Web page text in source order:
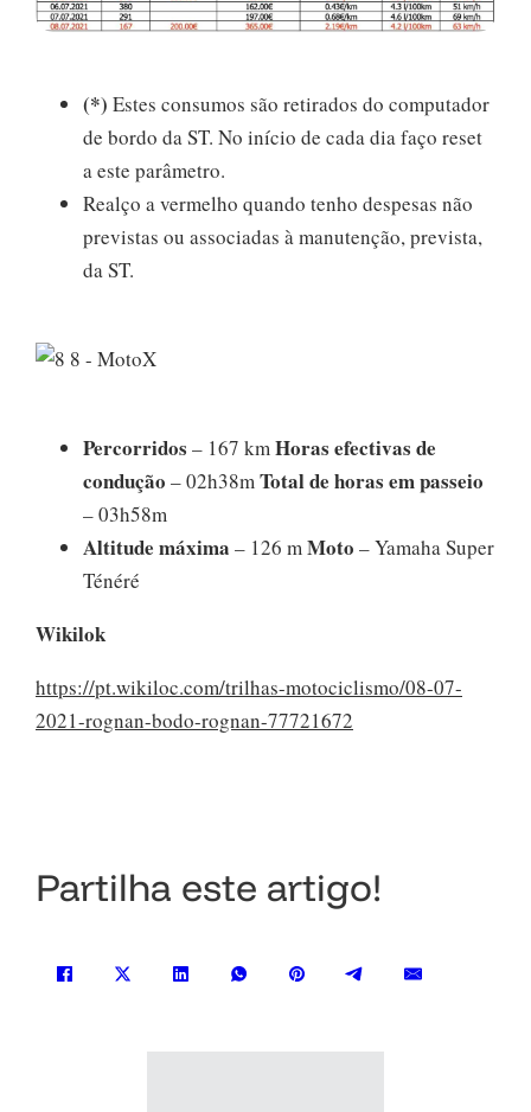
(*) Estes consumos são retirados do computador
de bordo da ST. No início de cada dia faço reset
a este parâmetro.
Realço a vermelho quando tenho despesas não
previstas ou associadas à manutenção, prevista,
da ST.
Percorridos – 167 kmHoras efectivas de
condução – 02h38mTotal de horas em passeio
– 03h58m
Altitude máxima – 126 mMoto – Yamaha Super
Ténéré
Wikilok
https://pt.wikiloc.com/trilhas-motociclismo/08-07-
2021-rognan-bodo-rognan-77721672
Partilha este artigo!